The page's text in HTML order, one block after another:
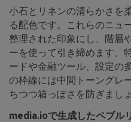
小石とリネンの清らかさを
る配色です。これらのニュ
整理された印象にし、階層
ーを使って引き締めます。
ードや金融ツール、設定の
の枠線には中間トーングレ
ちつつ箱っぽさを防ぎましょ
media.ioで生成したペブル